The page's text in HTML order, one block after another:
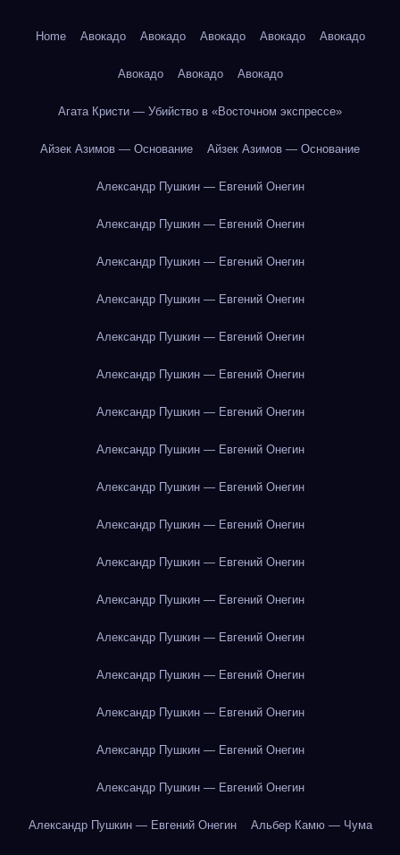
Home Авокадо Авокадо Авокадо Авокадо Авокадо
Авокадо Авокадо Авокадо
Агата Кристи — Убийство в «Восточном экспрессе»
Айзек Азимов — Основание Айзек Азимов — Основание
Александр Пушкин — Евгений Онегин
Александр Пушкин — Евгений Онегин
Александр Пушкин — Евгений Онегин
Александр Пушкин — Евгений Онегин
Александр Пушкин — Евгений Онегин
Александр Пушкин — Евгений Онегин
Александр Пушкин — Евгений Онегин
Александр Пушкин — Евгений Онегин
Александр Пушкин — Евгений Онегин
Александр Пушкин — Евгений Онегин
Александр Пушкин — Евгений Онегин
Александр Пушкин — Евгений Онегин
Александр Пушкин — Евгений Онегин
Александр Пушкин — Евгений Онегин
Александр Пушкин — Евгений Онегин
Александр Пушкин — Евгений Онегин
Александр Пушкин — Евгений Онегин
Александр Пушкин — Евгений Онегин Альбер Камю — Чума